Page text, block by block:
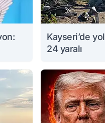
Kayseri’de
24 yaralı